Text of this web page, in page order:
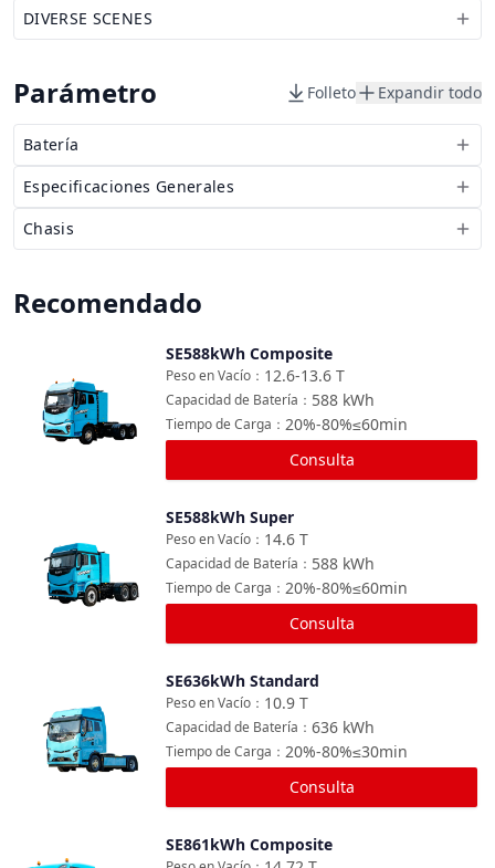
DIVERSE SCENES
Parámetro Folleto Expandir todo
Batería
Especificaciones Generales
Chasis
Recomendado
SE588kWh Composite
12.6-13.6 T
Peso en Vacío ：
588 kWh
Capacidad de Batería ：
20%-80%≤60min
Tiempo de Carga ：
Consulta
SE588kWh Super
14.6 T
Peso en Vacío ：
588 kWh
Capacidad de Batería ：
20%-80%≤60min
Tiempo de Carga ：
Consulta
SE636kWh Standard
10.9 T
Peso en Vacío ：
636 kWh
Capacidad de Batería ：
20%-80%≤30min
Tiempo de Carga ：
Consulta
SE861kWh Composite